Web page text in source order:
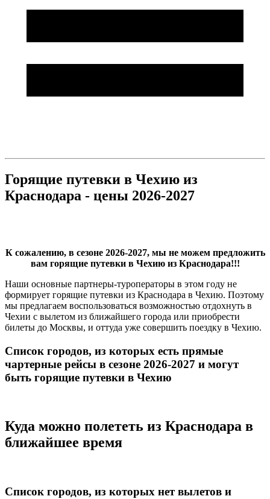
Горящие путевки в Чехию из
Краснодара - цены 2026-2027
К сожалению, в сезоне 2026-2027, мы не можем предложить
вам горящие путевки в Чехию из Краснодара!!!
Наши основные партнеры-туроператоры в этом году не
формирует горящие путевки из Краснодара в Чехию. Поэтому
мы предлагаем воспользоваться возможностью отдохнуть в
Чехии с вылетом из ближайшего города или приобрести
билеты до Москвы, и оттуда уже совершить поездку в Чехию.
Список городов, из которых есть прямые
чартерные рейсы в сезоне 2026-2027 и могут
быть горящие путевки в Чехию
Куда можно полететь из Краснодара в
ближайшее время
Список городов, из которых нет вылетов и